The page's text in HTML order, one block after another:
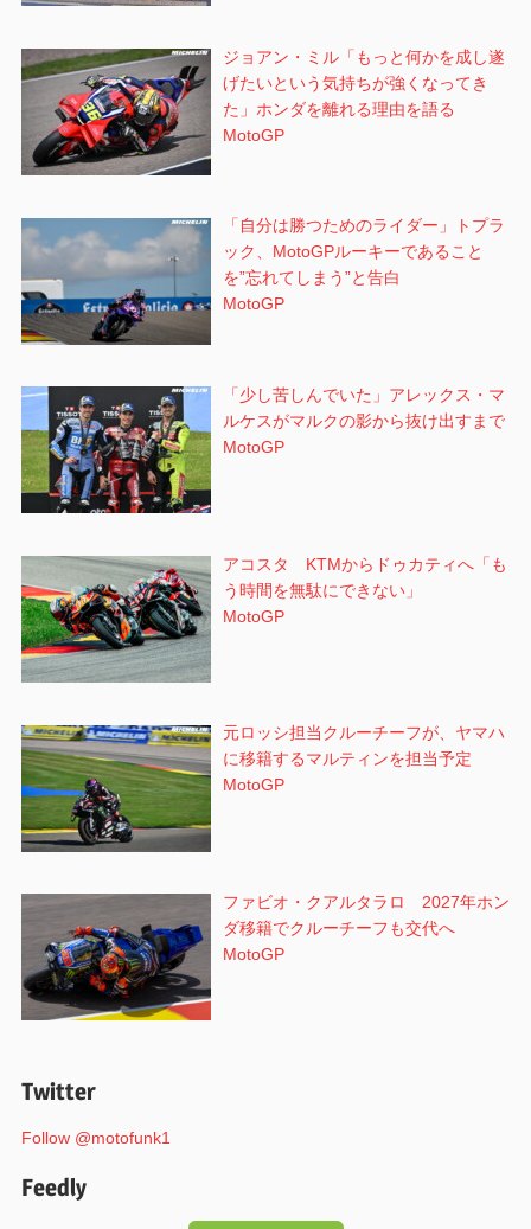
ジョアン・ミル「もっと何かを成し遂
げたいという気持ちが強くなってき
た」ホンダを離れる理由を語る
MotoGP
「自分は勝つためのライダー」トプラ
ック、MotoGPルーキーであること
を”忘れてしまう”と告白
MotoGP
「少し苦しんでいた」アレックス・マ
ルケスがマルクの影から抜け出すまで
MotoGP
アコスタ KTMからドゥカティへ「も
う時間を無駄にできない」
MotoGP
元ロッシ担当クルーチーフが、ヤマハ
に移籍するマルティンを担当予定
MotoGP
ファビオ・クアルタラロ 2027年ホン
ダ移籍でクルーチーフも交代へ
MotoGP
Twitter
Follow @motofunk1
Feedly